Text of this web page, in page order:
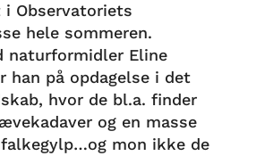
i Observatoriets
hele sommeren.
naturformidler Eline
han på opdagelse i det
hvor de bl.a. finder
og en masse
mon ikke de